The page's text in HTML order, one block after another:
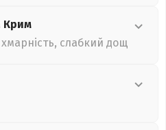
Крим
слабкий дощ